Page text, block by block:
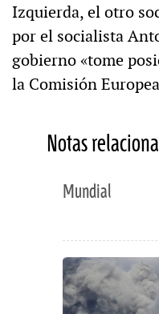
Izquierda, el otro
por el socialista
gobierno «tome
la Comisión
Notas
Mundial